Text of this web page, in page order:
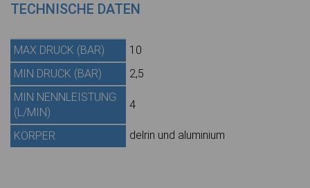
TECHNISCHE DATEN
MAX DRUCK (BAR)
10
MIN DRUCK (BAR)
2,5
MIN NENNLEISTUNG
(L/MIN)
4
KÖRPER delrin und aluminium